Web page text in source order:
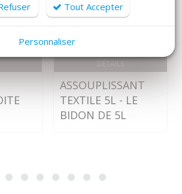
DÉTAILS
ASSOUPLISSANT
TEXTILE 5L - LE
BIDON DE 5L
Tout Accepter
Personnaliser